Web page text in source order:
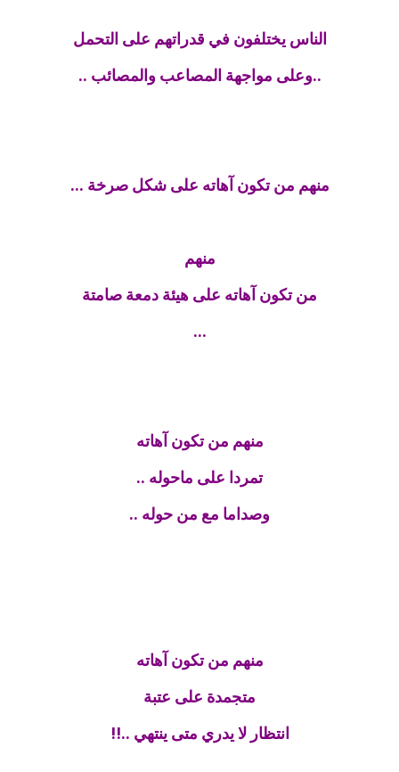
الناس يختلفون في قدراتهم على التحمل
..وعلى مواجهة المصاعب والمصائب ..
منهم من تكون آهاته على شكل صرخة ...
منهم
من تكون آهاته على هيئة دمعة صامتة
...
منهم من تكون آهاته
تمردا على ماحوله ..
وصداما مع من حوله ..
منهم من تكون آهاته
متجمدة على عتبة
انتظار لا يدري متى ينتهي ..!!